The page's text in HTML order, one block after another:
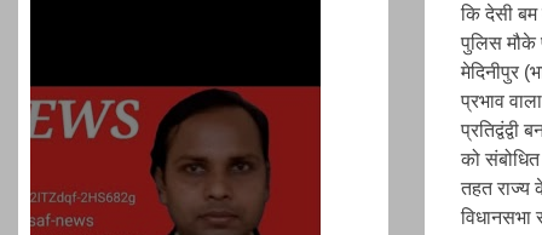
कि देसी
पुलिस मौके
मेदिनीपुर
प्रभाव
को
तहत राज्य